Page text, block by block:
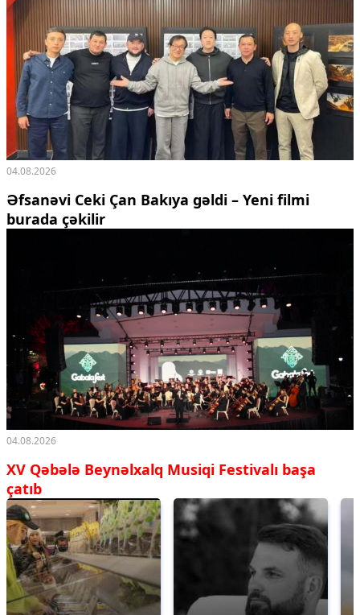
04.08.2026
Əfsanəvi Ceki Çan Bakıya gəldi – Yeni filmi
burada çəkilir
04.08.2026
XV Qəbələ Beynəlxalq Musiqi Festivalı başa
çatıb